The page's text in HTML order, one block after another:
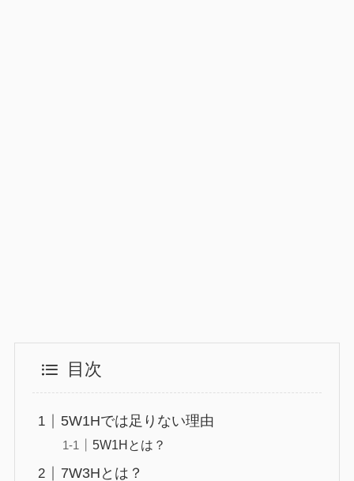
目次
5W1Hでは足りない理由
5W1Hとは？
7W3Hとは？